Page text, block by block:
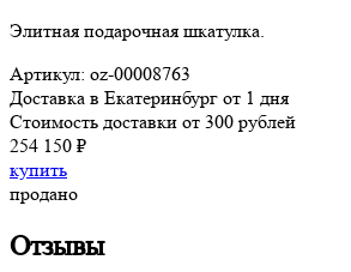
Элитная подарочная шкатулка.
Артикул: oz-00008763
Доставка в Екатеринбург от 1 дня
Стоимость доставки от 300 рублей
254 150 ₽
купить
продано
Отзывы